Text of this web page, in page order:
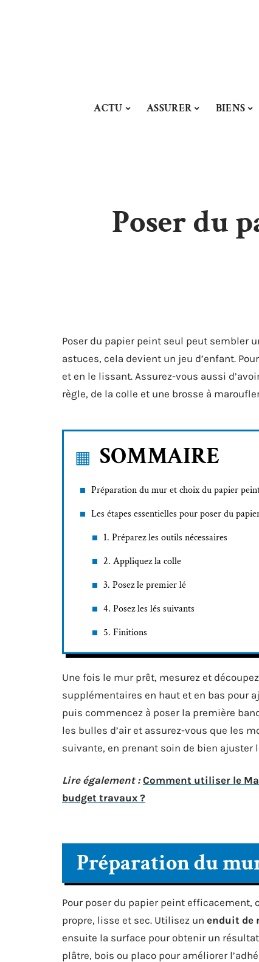
ACTU ASSURER BIENS
Poser du
Poser du papier peint seul peut sembler
astuces, cela devient un jeu d’enfant.
et en le lissant. Assurez-vous aussi
règle, de la colle et une brosse à
SOMMAIRE
Préparation du mur et choix du papier
Les étapes essentielles pour poser du
1. Préparez les outils nécessaires
2. Appliquez la colle
3. Posez le premier lé
4. Posez les lés suivants
5. Finitions
Une fois le mur prêt, mesurez et
supplémentaires en haut et en bas pour
puis commencez à poser la première
les bulles d’air et assurez-vous que les
suivante, en prenant soin de bien ajuster
Lire également : Comment utiliser le
budget travaux ?
Préparation du
Pour poser du papier peint efficacement,
propre, lisse et sec. Utilisez un enduit de
ensuite la surface pour obtenir un
plâtre, bois ou placo pour améliorer